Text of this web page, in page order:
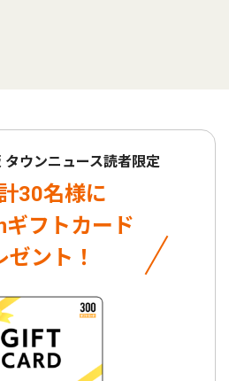
タウンニュース読者限定
30名様に
フトカード
ゼント！